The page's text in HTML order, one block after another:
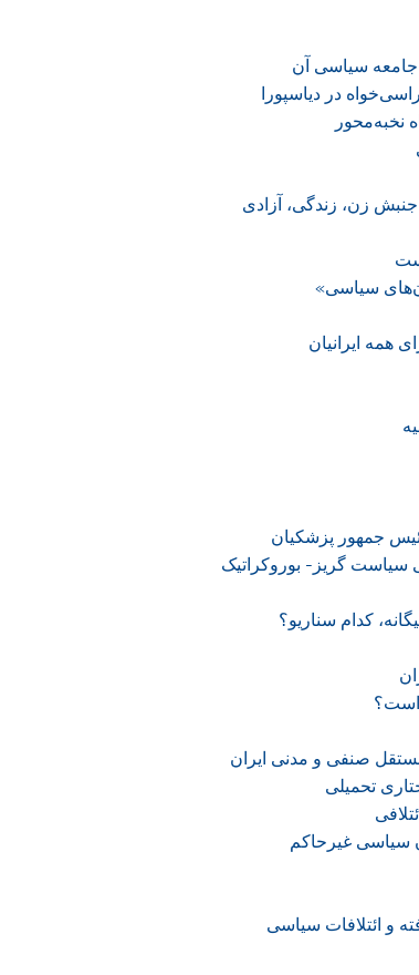
جامعه سیاسی آن
در دیاسپورا
نخبه‌محور
زن، زندگی، آزادی
سیاسی»
همه ایرانیان
جمهور پزشکیان
سیاست گریز- بوروکراتیک
کدام سناریو؟
است؟
صنفی و مدنی ایران
تحمیلی
سیاسی غیرحاکم
و ائتلافات سیاسی